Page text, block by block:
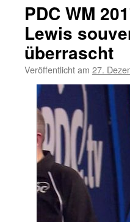
PDC WM
Lewis
überrascht
Veröffentlicht am 27.